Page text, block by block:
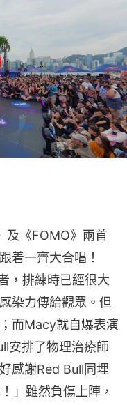
及《FOMO》兩首
着一齊大合唱！
，排練時已經很大
染力傳給觀眾。但
而Macy就自爆表演
安排了物理治療師
感謝Red Bull同埋
」雖然負傷上陣，